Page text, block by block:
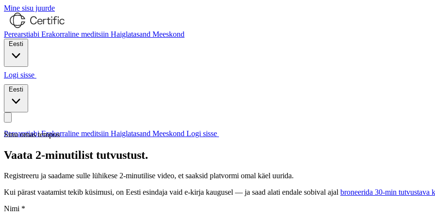
Mine sisu juurde
Perearstiabi Erakorraline meditsiin Haiglatasand Meeskond
Eesti
Logi sisse
Eesti
PerearstiabiErakorraline meditsiin Haiglatasand Meeskond Logi sisse
Sinu omas tempos
Vaata 2-minutilist tutvustust.
Registreeru ja saadame sulle lühikese 2-minutilise video, et saaksid platvormi omal käel uurida.
Kui pärast vaatamist tekib küsimusi, on Eesti esindaja vaid e-kirja kaugusel — ja saad alati endale sobival ajal broneerida 30-min tutvustava
Nimi *